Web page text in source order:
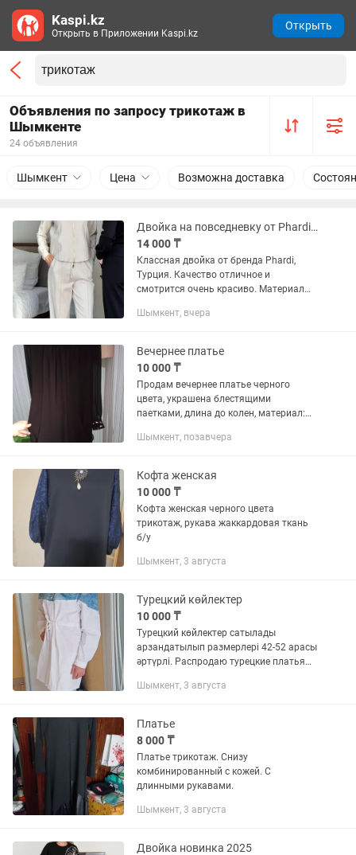
Объявления по запросу трикотаж в
Шымкенте
24 объявления
Шымкент Цена Возможна доставка
Двойка на повседневку от Phardi. Новинка штаны кофта
14 000 ₸
Классная двойка от бренда Phardi,
Турция. Качество отличное и
смотрится очень красиво. Материал
Размер 42(+6).
Шымкент, вчера
Вечернее платье
10 000 ₸
Продам вечернее платье черного
цвета, украшена блестящими
паетками, длина до колен, материал:
приталенное
Шымкент, позавчера
Кофта женская
10 000 ₸
Кофта женская черного цвета
трикотаж, рукава жаккардовая ткань
б/у
Шымкент, 3 августа
Турецкий көйлектер
10 000 ₸
Турецкий көйлектер сатылады
арзандатылып размерлері 42-52 арасы
әртүрлі. Распродаю турецкие платья
Есть ещё двойки,тройки . Цены ниже
Шымкент, 3 августа
Платье
8 000 ₸
Платье трикотаж. Снизу
комбинированный с кожей. С
длинными рукавами.
Шымкент, 3 августа
Двойка новинка 2025
Kaspi.kz
Открыть в Приложении Kaspi.kz
Открыть